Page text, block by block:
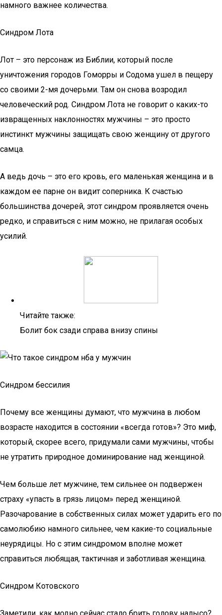
намного важнее количества.
Синдром Лота
Лот – это персонаж из Библии, который после
уничтожения городов Гоморры и Содома ушел в пещеру
со своими 2-мя дочерьми. Там он снова возродил
человеческий род. Синдром Лота не говорит о каких-то
извращенных наклонностях мужчины – это просто
инстинкт мужчины защищать свою женщину от другого
самца.
А ведь дочь – это его кровь, его маленькая женщина и в
каждом ее парне он видит соперника. К счастью
большинства дочерей, этот синдром проявляется очень
редко, и справиться с ним можно, не прилагая особых
усилий.
Читайте также:
Болит бок сзади справа внизу спины
Синдром бессилия
Почему все женщины думают, что мужчина в любом
возрасте находится в состоянии «всегда готов»? Это миф,
который, скорее всего, придумали сами мужчины, чтобы
не утратить природное доминирование над женщиной.
Чем больше лет мужчине, тем сильнее он подвержен
страху «упасть в грязь лицом» перед женщиной.
Разочарование в собственных силах может ударить его по
самолюбию намного сильнее, чем какие-то социальные
неурядицы. Но с этим синдромом вполне может
справиться любящая, тактичная и заботливая женщина.
Синдром Котовского